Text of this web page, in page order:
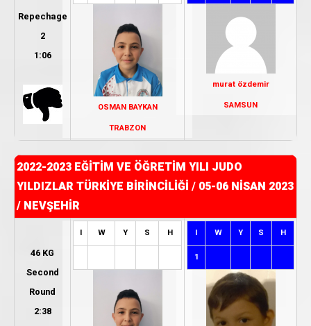
Repechage
2
1:06
OSMAN BAYKAN
TRABZON
murat özdemir
SAMSUN
2022-2023 EĞİTİM VE ÖĞRETİM YILI JUDO
YILDIZLAR TÜRKİYE BİRİNCİLİĞİ / 05-06 NİSAN 2023
/ NEVŞEHİR
46 KG
Second
Round
2:38
I W Y S H I W Y S H
1